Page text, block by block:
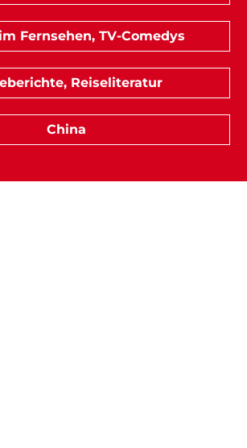
Fernsehen, TV-Comedys
Reiseliteratur
China